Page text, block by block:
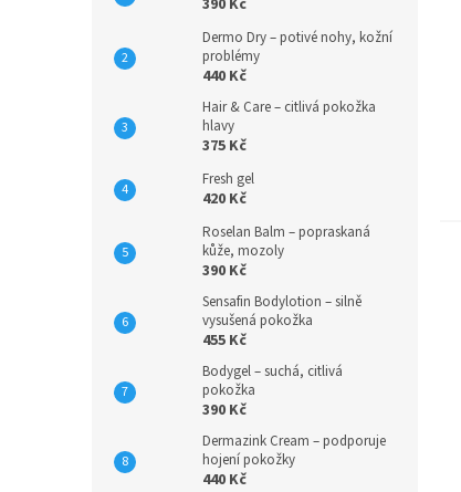
390 Kč
Dermo Dry – potivé nohy, kožní
problémy
440 Kč
Hair & Care – citlivá pokožka
hlavy
375 Kč
Fresh gel
420 Kč
Roselan Balm – popraskaná
kůže, mozoly
390 Kč
Sensafin Bodylotion – silně
vysušená pokožka
455 Kč
Bodygel – suchá, citlivá
pokožka
390 Kč
Dermazink Cream – podporuje
hojení pokožky
440 Kč